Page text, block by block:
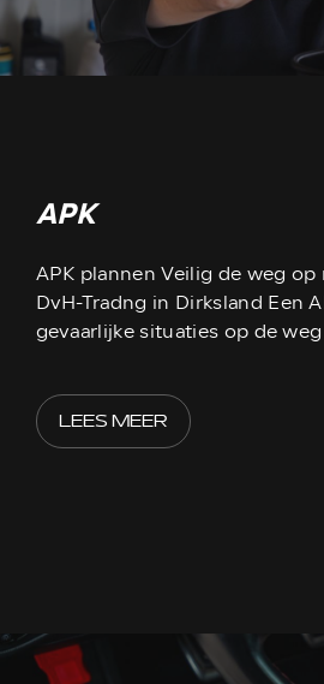
APK
APK plannen Veilig de weg op
DvH-Tradng in Dirksland Een
gevaarlijke situaties op de
LEES MEER